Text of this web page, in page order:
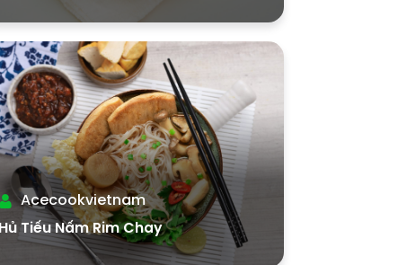
Acecookvietnam
Hủ Tiếu Nấm Rim Chay